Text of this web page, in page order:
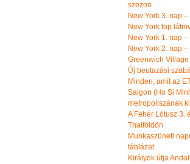
szezon
New York 3. nap
New York top
New York 1. nap
New York 2. nap
Greenwich Village
Új beutazási
Minden, amit az
Saigon (Ho Si
metropoliszának
A Fehér Lótusz 3.
Thaiföldön
Munkaszüneti
táblázat
Királyok útja